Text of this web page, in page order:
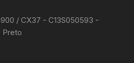
/ CX37 - C13S050593 -
Preto